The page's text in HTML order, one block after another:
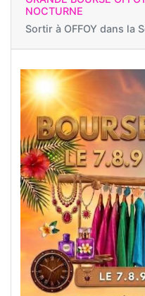
NOCTURNE
Sortir à OFFOY dans la